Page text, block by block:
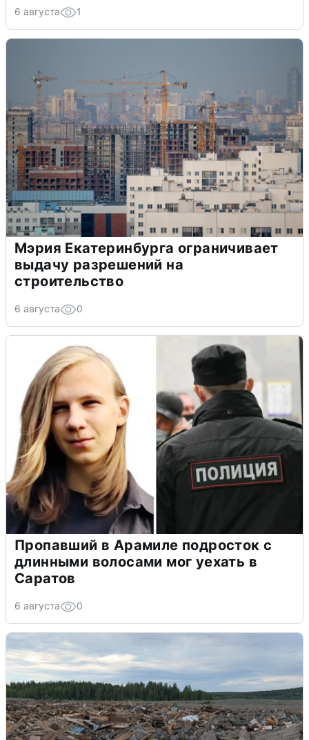
6 августа 1
Мэрия Екатеринбурга ограничивает
выдачу разрешений на
строительство
6 августа 0
Пропавший в Арамиле подросток с
длинными волосами мог уехать в
Саратов
6 августа 0